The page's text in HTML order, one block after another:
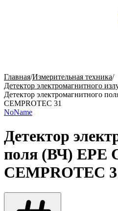
Главная/Измерительная техника/
Детектор электромагнитного
Детектор электромагнитного
CEMPROTEC 31
NoName
Детектор
поля (ВЧ) EPE
CEMPROTEC